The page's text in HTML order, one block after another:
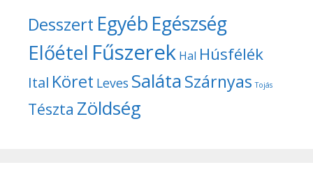
Desszert Egyéb Egészség
Előétel Fűszerek Hal Húsfélék
Ital Köret Leves SalátaSzárnyas Tojás
Tészta Zöldség